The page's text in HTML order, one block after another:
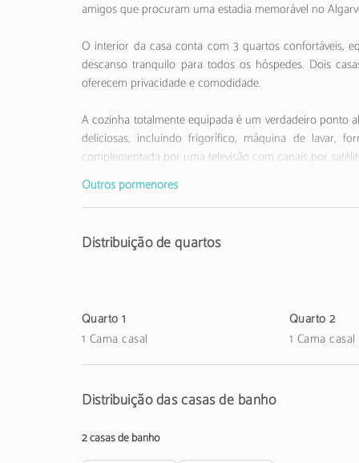
amigos que procuram uma estadia memorável no
O interior da casa conta com 3 quartos confortáveis,
descanso tranquilo para todos os hóspedes. Dois
oferecem privacidade e comodidade.
A cozinha totalmente equipada é um verdadeiro ponto
deliciosas, incluindo frigorífico, máquina de lavar,
complementada por uma televisão com canais por
Do lado de fora, a propriedade surpreende com uma
relaxamento. Um barbecue e mobiliário de jardim
A localização é simplesmente excecional. A apenas 1
Nota importante: Não são permitidos animais e grupos
O alojamento não aceita grupos de jovens, idade
estabelecimentos de alojamento local aos respetivos
Outros pormenores
Distribuição de quartos
Quarto 1
1 Cama casal
Quarto 2
1 Cama casal
Distribuição das casas de banho
2 casas de banho